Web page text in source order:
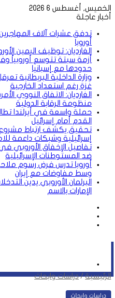
الخميس, أغسطس 6 2026
أخبار عاجلة
تدفق عشرات آلاف
أوروبا
الغارديان: توظيف اليمين
أزمة سبتة تتوسع أوروبياً
حدودها مع إسبانيا
وزارة الداخلية البريطانية
غزة رغم استعداد الخارجية
الغارديان: الاتفاق النووي
منظومة الرقابة الدولية
حملة واسعة في أيرلندا
القدم أمام إسرائيل
تحقيق يكشف ارتباط مشروع
إسرائيلية وشبكات داعمة
تفاصيل الإخفاق الأوروبي
ضد المستوطنات الإسرائيلية
أوروبا تدرس فرض رسوم
وسط مفاوضات مع إيران
البرلمان الأوروبي يدين
الإمارات بالاسم
الرئيسية/دراسات وابحاث
دراسات وابحاث